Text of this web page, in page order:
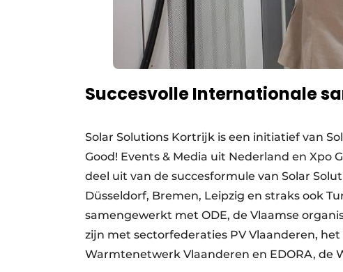
Succesvolle Internationale
Solar Solutions Kortrijk is een initiatief van
Good! Events & Media uit Nederland en
deel uit van de succesformule van Solar
Düsseldorf, Bremen, Leipzig en straks ook
samengewerkt met ODE, de Vlaamse
zijn met sectorfederaties PV Vlaanderen,
Warmtenetwerk Vlaanderen en EDORA, de